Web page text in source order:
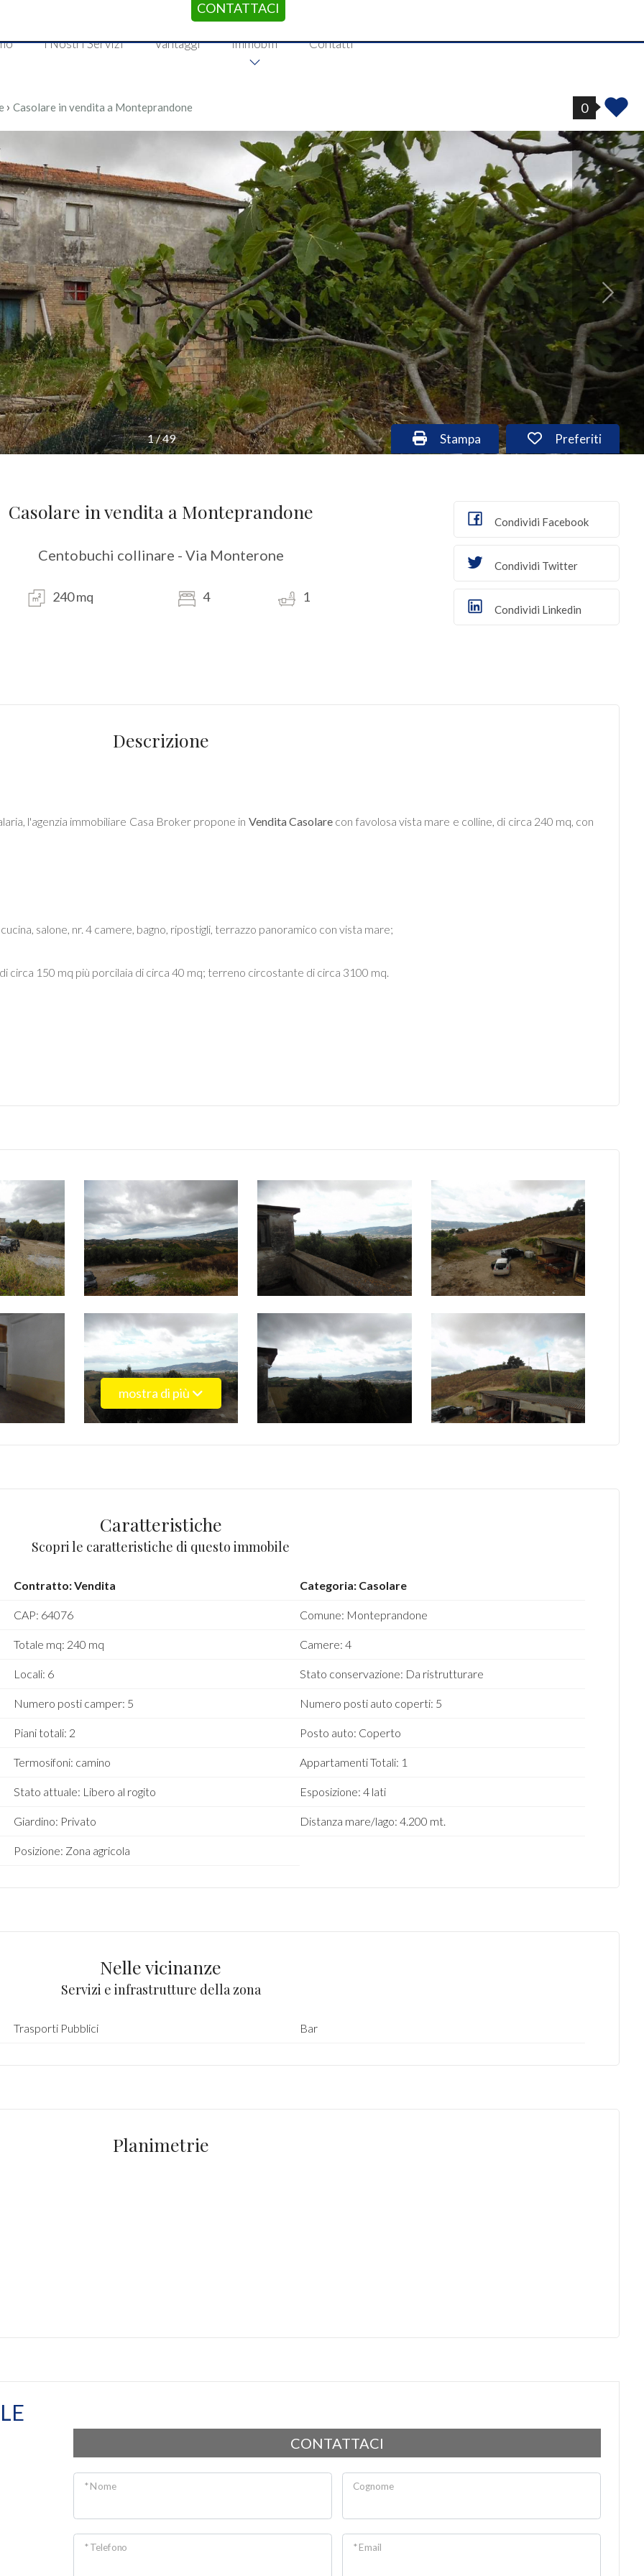
I Nostri Servizi Vantaggi Immobili Contatti
CONTATTACI
› Casolare in vendita a Monteprandone 0
1/49
Casolare in vendita a Monteprandone
Centobuchi collinare - Via Monterone
240 mq 4 1
Preferiti: Cod.
Preferiti
Stampa: Cod. cas382
Stampa
Condividi Facebook
Condividi Twitter
Condividi Linkedin
Descrizione
l'agenzia immobiliare Casa Broker propone in VenditaCasolare con favolosa vista mare e colline, di circa 240 mq, con
salone, nr. 4 camere, bagno, ripostigli, terrazzo panoramico con vista mare;
circa 150 mq più porcilaia di circa 40 mq; terreno circostante di circa 3100 mq.
mostra di più
Caratteristiche
Scopri le caratteristiche di questo immobile
Contratto: Vendita Categoria: Casolare
CAP: 64076 Comune: Monteprandone
Totale mq: 240 mq Camere: 4
Locali: 6 Stato conservazione: Da ristrutturare
Numero posti camper: 5 Numero posti auto coperti: 5
Piani totali: 2 Posto auto: Coperto
Termosifoni: camino Appartamenti Totali: 1
Stato attuale: Libero al rogito Esposizione: 4 lati
Giardino: Privato Distanza mare/lago: 4.200 mt.
Posizione: Zona agricola
Nelle vicinanze
Servizi e infrastrutture della zona
Trasporti Pubblici Bar
Planimetrie
CONTATTACI
* Nome Cognome
* Telefono * Email